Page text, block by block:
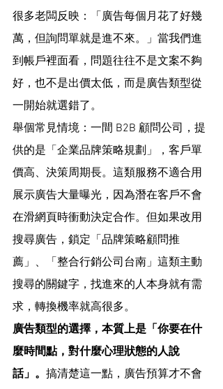
很多老闆反映：「廣告每個月花了好幾
萬，但詢問單就是進不來。」當我們進
到帳戶裡面看，問題往往不是文案不夠
好，也不是出價太低，而是廣告類型從
一開始就選錯了。
舉個常見情境：一間 B2B 顧問公司，提
供的是「企業品牌策略規劃」，客戶單
價高、決策周期長。這類服務不適合用
展示廣告大量曝光，因為潛在客戶不會
在滑網頁時衝動決定合作。但如果改用
搜尋廣告，鎖定「品牌策略顧問推
薦」、「整合行銷公司台南」這類主動
搜尋的關鍵字，找進來的人本身就有需
求，轉換機率就高很多。
廣告類型的選擇，本質上是「你要在什
麼時間點，對什麼心理狀態的人說
話」。 搞清楚這一點，廣告預算才不會